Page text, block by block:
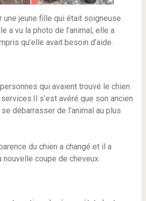
une jeune fille qui était soigneuse
a vu la photo de l’animal, elle a
qu’elle avait besoin d’aide.
qui avaient trouvé le chien
s’est avéré que son ancien
débarrasser de l’animal au plus
du chien a changé et il a
coupe de cheveux.